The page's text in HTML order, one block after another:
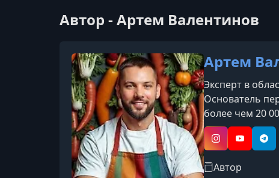
Автор - Артем Валентинов
Артем
Эксперт в
Основатель
более чем 20
международных
современные
InstagramYouTube
Автор